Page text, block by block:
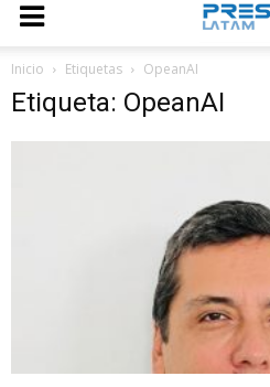
Inicio Etiquetas OpeanAI
Etiqueta: OpeanAI